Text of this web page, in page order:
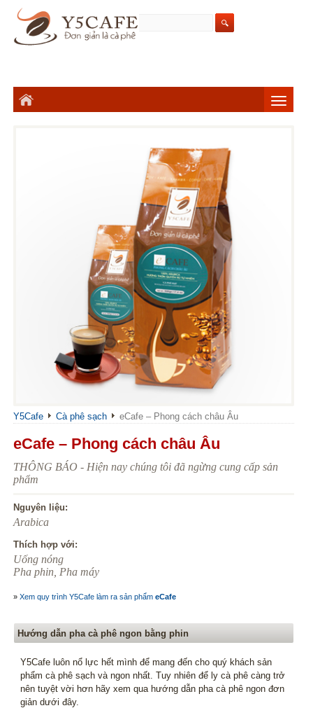
Y5Cafe Cà phê sạch eCafe – Phong cách châu Âu
eCafe – Phong cách châu Âu
THÔNG BÁO - Hiện nay chúng tôi đã ngừng cung cấp sản
phẩm
Nguyên liệu:
Arabica
Thích hợp với:
Uống nóng
Pha phin, Pha máy
»Xem quy trình Y5Cafe làm ra sản phẩmeCafe
Hướng dẫn pha cà phê ngon bằng phin
Y5Cafe luôn nổ lực hết mình để mang đến cho quý khách sản
phẩm cà phê sạch và ngon nhất. Tuy nhiên để ly cà phê càng trở
nên tuyệt vời hơn hãy xem qua hướng dẫn pha cà phê ngon đơn
giản dưới đây.